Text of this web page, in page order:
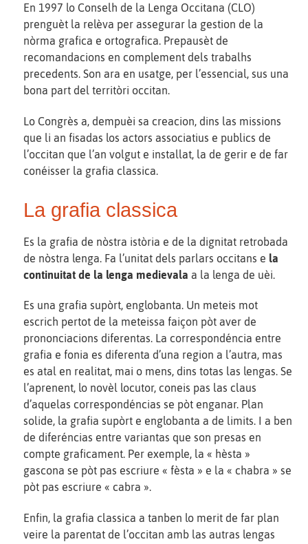
En 1997 lo Conselh de la Lenga Occitana (CLO)
prenguèt la relèva per assegurar la gestion de la
nòrma grafica e ortografica. Prepausèt de
recomandacions en complement dels trabalhs
precedents. Son ara en usatge, per l’essencial, sus una
bona part del territòri occitan.
Lo Congrès a, dempuèi sa creacion, dins las missions
que li an fisadas los actors associatius e publics de
l’occitan que l’an volgut e installat, la de gerir e de far
conéisser la grafia classica.
La grafia classica
Es la grafia de nòstra istòria e de la dignitat retrobada
de nòstra lenga. Fa l’unitat dels parlars occitans e la
continuitat de la lenga medievala a la lenga de uèi.
Es una grafia supòrt, englobanta. Un meteis mot
escrich pertot de la meteissa faiçon pòt aver de
prononciacions diferentas. La correspondéncia entre
grafia e fonia es diferenta d’una region a l’autra, mas
es atal en realitat, mai o mens, dins totas las lengas. Se
l’aprenent, lo novèl locutor, coneis pas las claus
d’aquelas correspondéncias se pòt enganar. Plan
solide, la grafia supòrt e englobanta a de limits. I a ben
de diferéncias entre variantas que son presas en
compte graficament. Per exemple, la « hèsta »
gascona se pòt pas escriure « fèsta » e la « chabra » se
pòt pas escriure « cabra ».
Enfin, la grafia classica a tanben lo merit de far plan
veire la parentat de l’occitan amb las autras lengas